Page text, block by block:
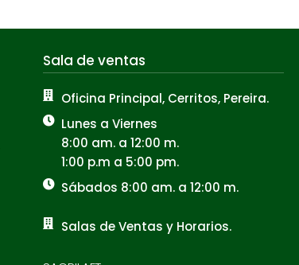
Sala de ventas
Oficina Principal, Cerritos, Pereira.
Lunes a Viernes
8:00 am. a 12:00 m.
1:00 p.m a 5:00 pm.
Sábados 8:00 am. a 12:00 m.
Salas de Ventas y Horarios.